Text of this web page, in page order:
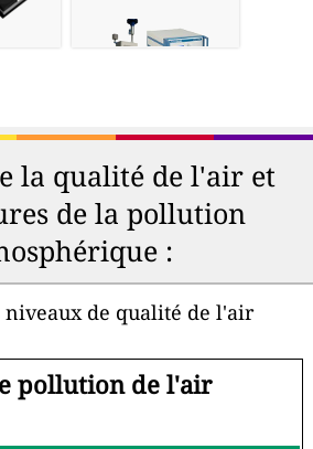
la qualité de l'air et
de la pollution
:
niveaux de qualité de l'air
pollution de l'air